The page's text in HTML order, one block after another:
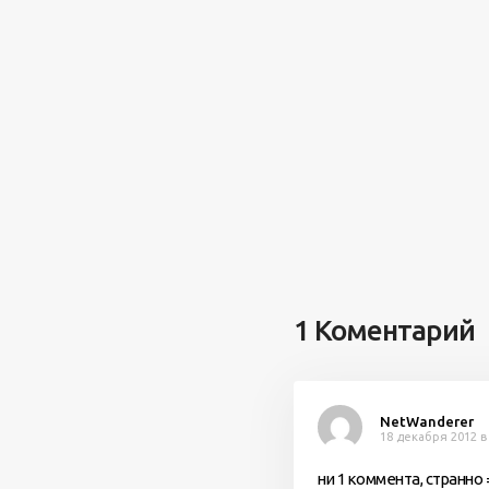
1 Коментарий
NetWanderer
18 декабря 2012 в
ни 1 коммента, странно